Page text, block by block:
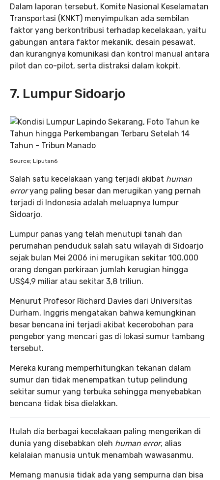
Dalam laporan tersebut, Komite Nasional Keselamatan
Transportasi (KNKT) menyimpulkan ada sembilan
faktor yang berkontribusi terhadap kecelakaan, yaitu
gabungan antara faktor mekanik, desain pesawat,
dan kurangnya komunikasi dan kontrol manual antara
pilot dan co-pilot, serta distraksi dalam kokpit.
7. Lumpur Sidoarjo
Source; Liputan6
Salah satu kecelakaan yang terjadi akibat human
erroryang paling besar dan merugikan yang pernah
terjadi di Indonesia adalah meluapnya lumpur
Sidoarjo.
Lumpur panas yang telah menutupi tanah dan
perumahan penduduk salah satu wilayah di Sidoarjo
sejak bulan Mei 2006 ini merugikan sekitar 100.000
orang dengan perkiraan jumlah kerugian hingga
US$4,9 miliar atau sekitar 3,8 triliun.
Menurut Profesor Richard Davies dari Universitas
Durham, Inggris mengatakan bahwa kemungkinan
besar bencana ini terjadi akibat kecerobohan para
pengebor yang mencari gas di lokasi sumur tambang
tersebut.
Mereka kurang memperhitungkan tekanan dalam
sumur dan tidak menempatkan tutup pelindung
sekitar sumur yang terbuka sehingga menyebabkan
bencana tidak bisa dielakkan.
Itulah dia berbagai kecelakaan paling mengerikan di
dunia yang disebabkan oleh human error, alias
kelalaian manusia untuk menambah wawasanmu.
Memang manusia tidak ada yang sempurna dan bisa